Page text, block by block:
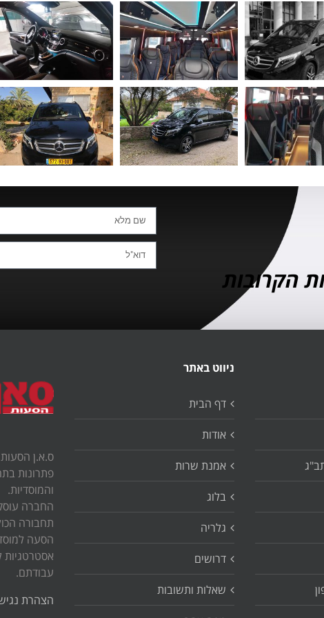
הקרובות
ניווט באתר
דף הבית
אודות
אמנת שרות
בלוג
גלריה
דרושים
שאלות ותשובות
ס.א.ן
פתרונות
והמוסדיות.
החברה
תחבורה
הסעה
אסטרטגיות
עבודתם.
הצהרת